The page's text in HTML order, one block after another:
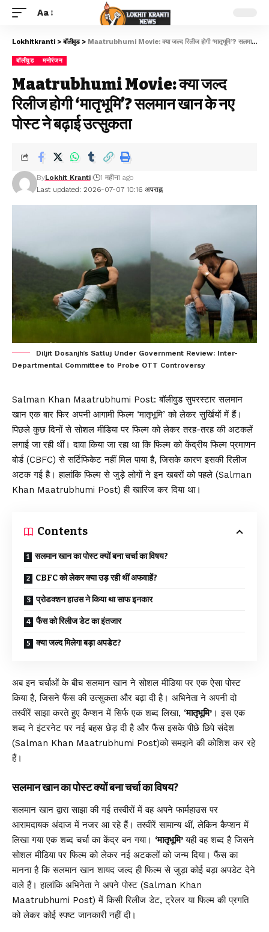
Aa
Lokhitkranti >बॉलीवुड> Maatrubhumi Movie: क्या जल्द रिलीज होगी ‘मातृभूमि’? सलमान खान के नए पोस्ट ने बढ़ाई उत्सुकता
बॉलीवुड मनोरंजन
Maatrubhumi Movie: क्या जल्द
रिलीज होगी ‘मातृभूमि’? सलमान खान के नए
पोस्ट ने बढ़ाई उत्सुकता
Last updated: 2026-07-07 10:16 अपराह्न
ByLokhit Kranti 1 महीना ago
Diljit Dosanjh’s Satluj Under Government Review: Inter-
Departmental Committee to Probe OTT Controversy
Salman Khan Maatrubhumi Post: बॉलीवुड सुपरस्टार सलमान
खान एक बार फिर अपनी आगामी फिल्म ‘मातृभूमि’ को लेकर सुर्खियों में हैं।
पिछले कुछ दिनों से सोशल मीडिया पर फिल्म को लेकर तरह-तरह की अटकलें
लगाई जा रही थीं। दावा किया जा रहा था कि फिल्म को केंद्रीय फिल्म प्रमाणन
बोर्ड (CBFC) से सर्टिफिकेट नहीं मिल पाया है, जिसके कारण इसकी रिलीज
अटक गई है। हालांकि फिल्म से जुड़े लोगों ने इन खबरों को पहले (Salman
Khan Maatrubhumi Post) ही खारिज कर दिया था।
Contents
सलमान खान का पोस्ट क्यों बना चर्चा का विषय?
CBFC को लेकर क्या उड़ रही थीं अफवाहें?
प्रोडक्शन हाउस ने किया था साफ इनकार
फैंस को रिलीज डेट का इंतजार
क्या जल्द मिलेगा बड़ा अपडेट?
अब इन चर्चाओं के बीच सलमान खान ने सोशल मीडिया पर एक ऐसा पोस्ट
किया है, जिसने फैंस की उत्सुकता और बढ़ा दी है। अभिनेता ने अपनी दो
तस्वीरें साझा करते हुए कैप्शन में सिर्फ एक शब्द लिखा, ‘मातृभूमि’ । इस एक
शब्द ने इंटरनेट पर नई बहस छेड़ दी है और फैंस इसके पीछे छिपे संदेश
(Salman Khan Maatrubhumi Post)को समझने की कोशिश कर रहे
हैं।
सलमान खान का पोस्ट क्यों बना चर्चा का विषय?
सलमान खान द्वारा साझा की गई तस्वीरों में वह अपने फार्महाउस पर
आरामदायक अंदाज में नजर आ रहे हैं। तस्वीरें सामान्य थीं, लेकिन कैप्शन में
लिखा गया एक शब्द चर्चा का केंद्र बन गया। ‘मातृभूमि’यही वह शब्द है जिसने
सोशल मीडिया पर फिल्म को लेकर नई अटकलों को जन्म दिया। फैंस का
मानना है कि सलमान खान शायद जल्द ही फिल्म से जुड़ा कोई बड़ा अपडेट देने
वाले हैं। हालांकि अभिनेता ने अपने पोस्ट (Salman Khan
Maatrubhumi Post) में किसी रिलीज डेट, ट्रेलर या फिल्म की प्रगति
को लेकर कोई स्पष्ट जानकारी नहीं दी।